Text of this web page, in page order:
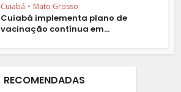
Cuiabá • Mato Grosso
Cuiabá implementa plano de
vacinação contínua em...
RECOMENDADAS